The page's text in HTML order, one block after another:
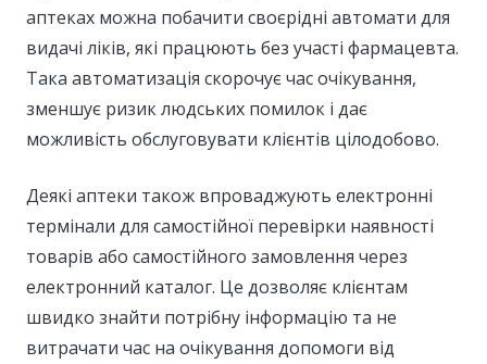
аптеках можна побачити своєрідні автомати для
видачі ліків, які працюють без участі фармацевта.
Така автоматизація скорочує час очікування,
зменшує ризик людських помилок і дає
можливість обслуговувати клієнтів цілодобово.
Деякі аптеки також впроваджують електронні
термінали для самостійної перевірки наявності
товарів або самостійного замовлення через
електронний каталог. Це дозволяє клієнтам
швидко знайти потрібну інформацію та не
витрачати час на очікування допомоги від